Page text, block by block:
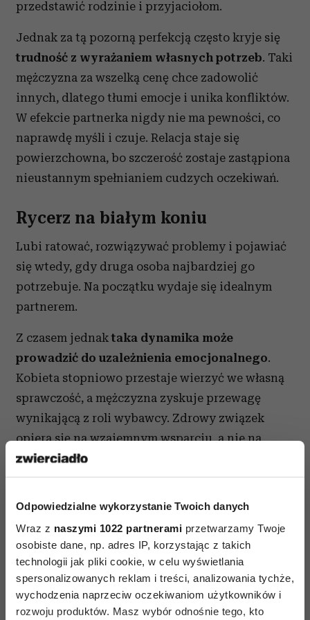
Odpowiedzialne wykorzystanie Twoich danych
Wraz z naszymi 1022 partnerami przetwarzamy Twoje
osobiste dane, np. adres IP, korzystając z takich
technologii jak pliki cookie, w celu wyświetlania
spersonalizowanych reklam i treści, analizowania tychże,
wychodzenia naprzeciw oczekiwaniom użytkowników i
rozwoju produktów. Masz wybór odnośnie tego, kto
przedstawić rodzinie i przyjaciołom.
Jednak za tą pozorną perfekcją często kryje się
trudność z wyrażaniem własnych potrzeb. Taki
mężczyzna za wszelką cenę chce zadowolić
innych, dlatego tłumi emocje i unika konfliktów.
W efekcie partnerka nigdy nie ma pewności, co
naprawdę myśli i czuje. Relacja staje się
powierzchowna, bo szczerość zostaje zastąpiona
nieustannym spełnianiem cudzych oczekiwań.
Rycerz na białym koniu
Lubi ratować, rozwiązywać problemy i pojawiać
się wtedy, gdy druga osoba najbardziej go
potrzebuje. Na początku wydaje się idealnym
partnerem.
Z czasem jednaktaka dynamika może
prowadzić do uzależnienia emocjonalnego.
Kobieta stopniowo przestaje wierzyć we własną
sprawczość, a mężczyzna zyskuje przewagę
wynikającą z roli wybawcy. Zdrowy związek
opiera się na wzajemnym wsparciu, a nie na
przekonaniu, że jedna osoba nie poradzi sobie
bez drugiej.
Czytaj także: I wybaw nas od wybawców. Jak
działa syndrom rycerza na białym koniu
w relacjach?
Biznesmen